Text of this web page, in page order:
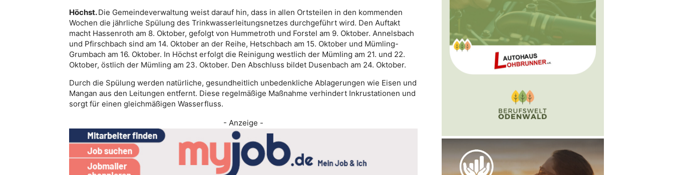
Höchst.Die Gemeindeverwaltung weist darauf hin, dass in allen Ortsteilen in den kommenden
Wochen die jährliche Spülung des Trinkwasserleitungsnetzes durchgeführt wird. Den Auftakt
macht Hassenroth am 8. Oktober, gefolgt von Hummetroth und Forstel am 9. Oktober. Annelsbach
und Pfirschbach sind am 14. Oktober an der Reihe, Hetschbach am 15. Oktober und Mümling-
Grumbach am 16. Oktober. In Höchst erfolgt die Reinigung westlich der Mümling am 21. und 22.
Oktober, östlich der Mümling am 23. Oktober. Den Abschluss bildet Dusenbach am 24. Oktober.
Durch die Spülung werden natürliche, gesundheitlich unbedenkliche Ablagerungen wie Eisen und
Mangan aus den Leitungen entfernt. Diese regelmäßige Maßnahme verhindert Inkrustationen und
sorgt für einen gleichmäßigen Wasserfluss.
- Anzeige -